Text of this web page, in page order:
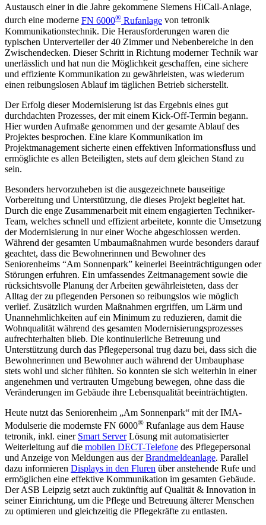
Austausch einer in die Jahre gekommene Siemens HiCall-Anlage,
durch eine moderne FN 6000® Rufanlage von tetronik
Kommunikationstechnik. Die Herausforderungen waren die
typischen Unterverteiler der 40 Zimmer und Nebenbereiche in den
Zwischendecken. Dieser Schritt in Richtung moderner Technik war
unerlässlich und hat nun die Möglichkeit geschaffen, eine sichere
und effiziente Kommunikation zu gewährleisten, was wiederum
einen reibungslosen Ablauf im täglichen Betrieb sicherstellt.
Der Erfolg dieser Modernisierung ist das Ergebnis eines gut
durchdachten Prozesses, der mit einem Kick-Off-Termin begann.
Hier wurden Aufmaße genommen und der gesamte Ablauf des
Projektes besprochen. Eine klare Kommunikation im
Projektmanagement sicherte einen effektiven Informationsfluss und
ermöglichte es allen Beteiligten, stets auf dem gleichen Stand zu
sein.
Besonders hervorzuheben ist die ausgezeichnete bauseitige
Vorbereitung und Unterstützung, die dieses Projekt begleitet hat.
Durch die enge Zusammenarbeit mit einem engagierten Techniker-
Team, welches schnell und effizient arbeitete, konnte die Umsetzung
der Modernisierung in nur einer Woche abgeschlossen werden.
Während der gesamten Umbaumaßnahmen wurde besonders darauf
geachtet, dass die Bewohnerinnen und Bewohner des
Seniorenheims “Am Sonnenpark” keinerlei Beeinträchtigungen oder
Störungen erfuhren. Ein umfassendes Zeitmanagement sowie die
rücksichtsvolle Planung der Arbeiten gewährleisteten, dass der
Alltag der zu pflegenden Personen so reibungslos wie möglich
verlief. Zusätzlich wurden Maßnahmen ergriffen, um Lärm und
Unannehmlichkeiten auf ein Minimum zu reduzieren, damit die
Wohnqualität während des gesamten Modernisierungsprozesses
aufrechterhalten blieb. Die kontinuierliche Betreuung und
Unterstützung durch das Pflegepersonal trug dazu bei, dass sich die
Bewohnerinnen und Bewohner auch während der Umbauphase
stets wohl und sicher fühlten. So konnten sie sich weiterhin in einer
angenehmen und vertrauten Umgebung bewegen, ohne dass die
Veränderungen im Gebäude ihre Lebensqualität beeinträchtigten.
Heute nutzt das Seniorenheim „Am Sonnenpark“ mit der IMA-
Modulserie die modernste FN 6000® Rufanlage aus dem Hause
tetronik, inkl. einer Smart ServerLösung mit automatisierter
Weiterleitung auf die mobilen DECT-Telefone des Pflegepersonal
und Anzeige von Meldungen aus derBrandmeldeanlage. Parallel
dazu informieren Displays in den Fluren über anstehende Rufe und
ermöglichen eine effektive Kommunikation im gesamten Gebäude.
Der ASB Leipzig setzt auch zukünftig auf Qualität & Innovation in
seiner Einrichtung, um die Pflege und Betreuung älterer Menschen
zu optimieren und gleichzeitig die Pflegekräfte zu entlasten.